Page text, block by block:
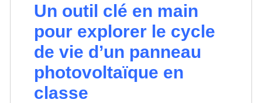
Un outil clé en main
pour explorer le cycle
de vie d’un panneau
photovoltaïque en
classe